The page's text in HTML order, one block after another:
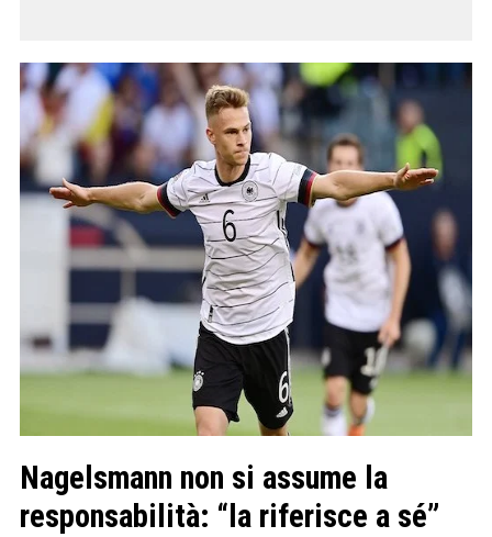
Nagelsmann non si assume la
responsabilità: “la riferisce a sé”